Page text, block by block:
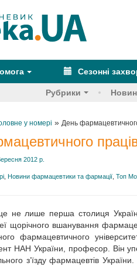
Сезонні
Рубрики
у номері » День
2012 р.
Новини фармацевтики та фармації Топ
не лише перша столиця
щорічного вшанування
фармацевтичного
НАН України, професор. Він
з’їзду фармацевтів